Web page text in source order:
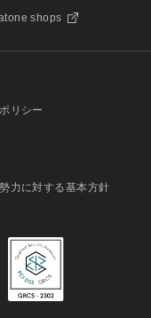
shops
リシー
力に対する基本方針